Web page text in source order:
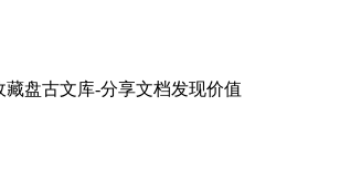
盘古文库-分享文档发现价值